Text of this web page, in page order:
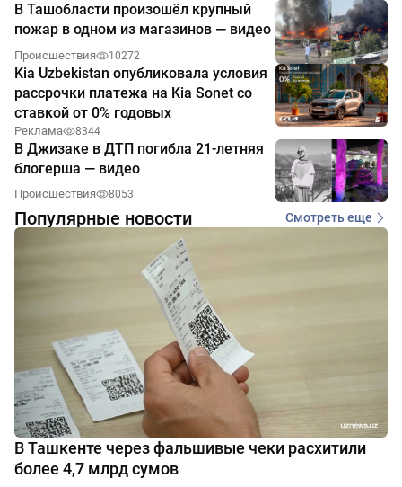
В Ташобласти произошёл крупный
пожар в одном из магазинов — видео
Происшествия 10272
Kia Uzbekistan опубликовала условия
рассрочки платежа на Kia Sonet со
ставкой от 0% годовых
Реклама 8344
В Джизаке в ДТП погибла 21-летняя
блогерша — видео
Происшествия 8053
Популярные новости Смотреть еще
В Ташкенте через фальшивые чеки расхитили
более 4,7 млрд сумов